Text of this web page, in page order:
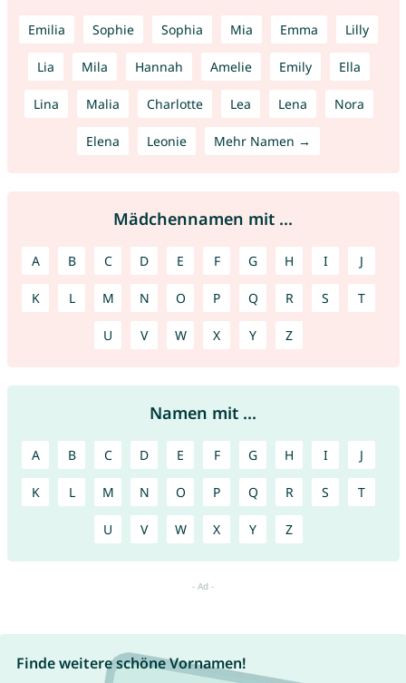
Emilia Sophie Sophia Mia Emma Lilly
Lia Mila Hannah Amelie Emily Ella
Lina Malia Charlotte Lea Lena Nora
Elena Leonie Mehr Namen →
Mädchennamen mit ...
A B C D E F G H I J
K L M N O P Q R S T
U V W X Y Z
Namen mit ...
A B C D E F G H I J
K L M N O P Q R S T
U V W X Y Z
Finde weitere schöne Vornamen!